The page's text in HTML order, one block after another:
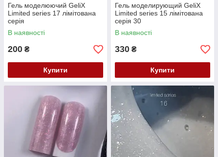
Гель моделюючий GeliX
Limited series 17 лімітована
серія
В наявності
200 ₴
Купити
Гель моделирующий GeliX
Limited series 15 лімітована
серія 30
В наявності
330 ₴
Купити